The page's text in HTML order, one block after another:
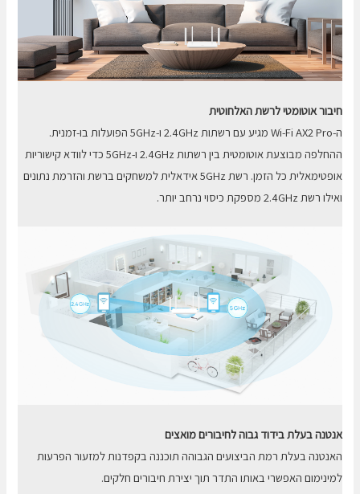
חיבור אוטומטי לרשת האלחוטית
ה-Wi-Fi AX2 Pro מגיע עם רשתות 2.4GHz ו-5GHz הפועלות בו-זמנית.
ההחלפה מבוצעת אוטומטית בין רשתות 2.4GHz ו-5GHz כדי לוודא קישוריות
אופטימאלית כל הזמן. רשת 5GHz אידאלית למשחקים ברשת והזרמת נתונים
ואילו רשת 2.4GHz מספקת כיסוי נרחב יותר.
אנטנה בעלת בידוד גבוה לחיבורים מואצים
האנטנה בעלת רמת הביצועים הגבוהה תוכננה בקפדנות למזעור הפרעות
למינימום האפשרי באותו התדר תוך יצירת חיבורים חלקים.